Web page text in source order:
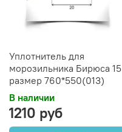
Уплотнитель для
морозильника Бирюса 15
размер 760*550(013)
В наличии
1210 руб